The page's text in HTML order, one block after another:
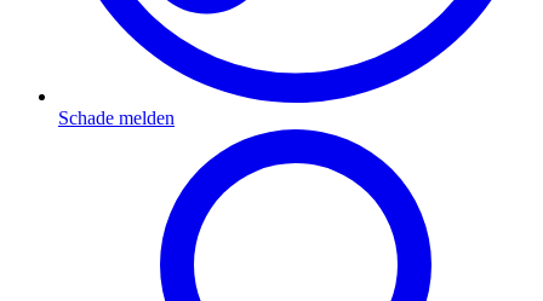
Schade melden